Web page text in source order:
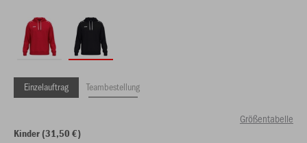
Einzelauftrag Teambestellung
Größentabelle
Kinder (31,50 €)